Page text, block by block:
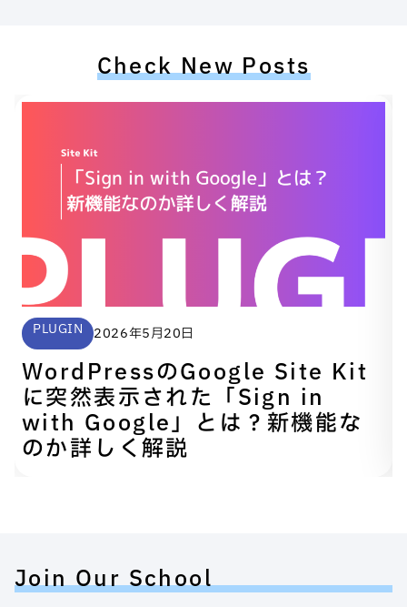
Check New Posts
PLUGIN 2026年5月20日
WordPressのGoogle Site Kit
に突然表示された「Sign in
with Google」とは？新機能な
のか詳しく解説
Join Our School